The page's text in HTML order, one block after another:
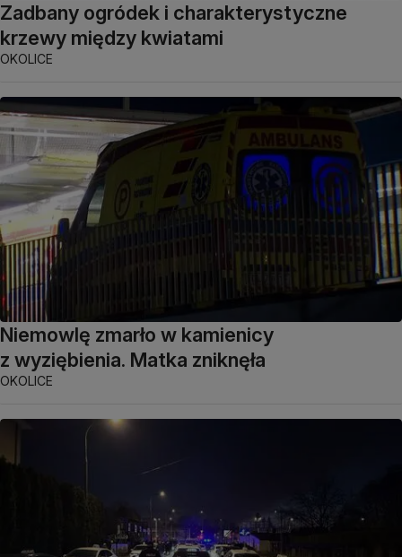
Zadbany ogródek i charakterystyczne
krzewy między kwiatami
OKOLICE
Niemowlę zmarło w kamienicy
z wyziębienia. Matka zniknęła
OKOLICE